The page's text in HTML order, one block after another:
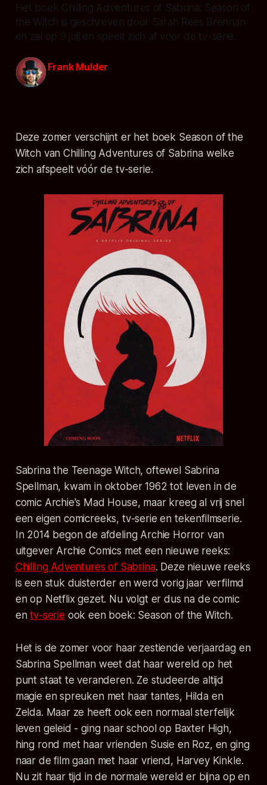
Het boek Chilling Adventures of Sabrina: Season of
the Witch is geschreven door Sarah Rees Brennan
en zal op 9 juli en speelt zich af voor de tv-serie.
Frank Mulder
Deze zomer verschijnt er het boek Season of the
Witch van Chilling Adventures of Sabrina welke
zich afspeelt vóór de tv-serie.
Sabrina the Teenage Witch, oftewel Sabrina
Spellman, kwam in oktober 1962 tot leven in de
comic Archie's Mad House, maar kreeg al vrij snel
een eigen comicreeks, tv-serie en tekenfilmserie.
In 2014 begon de afdeling Archie Horror van
uitgever Archie Comics met een nieuwe reeks:
Chilling Adventures of Sabrina. Deze nieuwe reeks
is een stuk duisterder en werd vorig jaar verfilmd
en op Netflix gezet. Nu volgt er dus na de comic
entv-serie ook een boek: Season of the Witch.
Het is de zomer voor haar zestiende verjaardag en
Sabrina Spellman weet dat haar wereld op het
punt staat te veranderen. Ze studeerde altijd
magie en spreuken met haar tantes, Hilda en
Zelda. Maar ze heeft ook een normaal sterfelijk
leven geleid - ging naar school op Baxter High,
hing rond met haar vrienden Susie en Roz, en ging
naar de film gaan met haar vriend, Harvey Kinkle.
Nu zit haar tijd in de normale wereld er bijna op en